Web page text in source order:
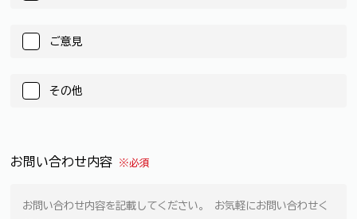
ご意見
その他
お問い合わせ内容 ※必須